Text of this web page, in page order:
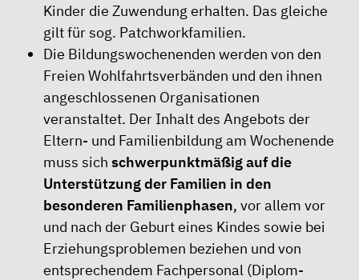
Kinder die Zuwendung erhalten. Das gleiche
gilt für sog. Patchworkfamilien.
Die Bildungswochenenden werden von den
Freien Wohlfahrtsverbänden und den ihnen
angeschlossenen Organisationen
veranstaltet. Der Inhalt des Angebots der
Eltern- und Familienbildung am Wochenende
muss sich schwerpunktmäßig auf die
Unterstützung der Familien in den
besonderen Familienphasen, vor allem vor
und nach der Geburt eines Kindes sowie bei
Erziehungsproblemen beziehen und von
entsprechendem Fachpersonal (Diplom-